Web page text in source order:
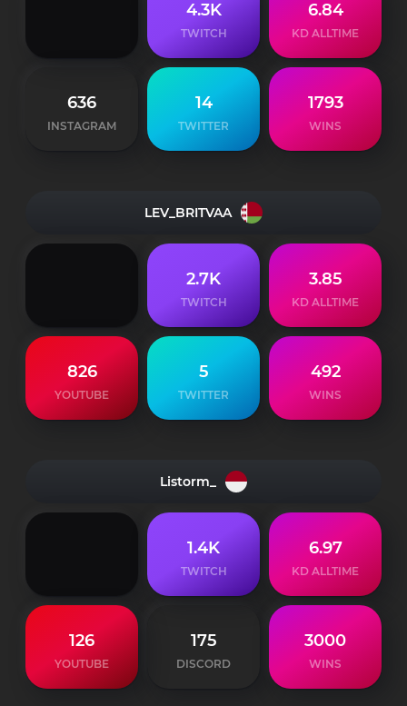
4.3K
TWITCH
6.84
KD ALLTIME
636
INSTAGRAM
14
TWITTER
1793
WINS
LEV_BRITVAA
2.7K
TWITCH
3.85
KD ALLTIME
826
YOUTUBE
5
TWITTER
492
WINS
Listorm_
1.4K
TWITCH
6.97
KD ALLTIME
126
YOUTUBE
175
DISCORD
3000
WINS